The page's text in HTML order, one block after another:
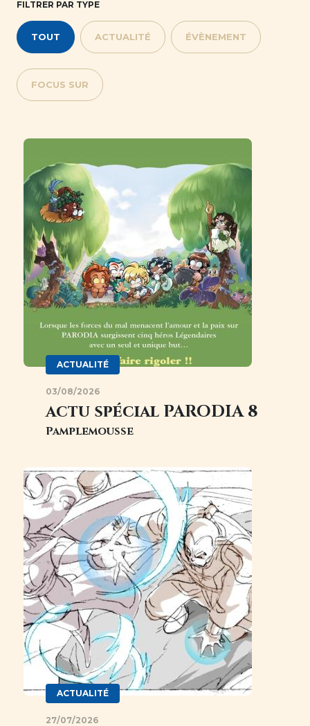
Image
Créer un nouveau compte
FILTRER PAR TYPE
TOUT ACTUALITÉ ÉVÈNEMENT
FOCUS SUR
Image
ACTUALITÉ
03/08/2026
actu spécial PARODIA 8
Pamplemousse
Image
ACTUALITÉ
27/07/2026